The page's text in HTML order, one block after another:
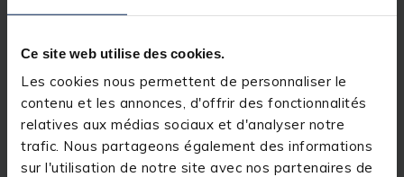
Ce site web utilise des cookies.
Les cookies nous permettent de personnaliser le
contenu et les annonces, d'offrir des fonctionnalités
relatives aux médias sociaux et d'analyser notre
trafic. Nous partageons également des informations
sur l'utilisation de notre site avec nos partenaires de
ce dernier cas de figure, les fentes ventrale et
Par ailleurs, ce leurre bénéficie d'une technologie de
double moule propre à la marque qui permet
d'obtenir des coloris particulièrement réalistes et un
très bon niveau de finition. C'est donc un leurre qui
saura déjouer la vigilance des prédateurs éduqués
et qui vous permettra de faire la différence sur les
zones à forte pression de pêche.